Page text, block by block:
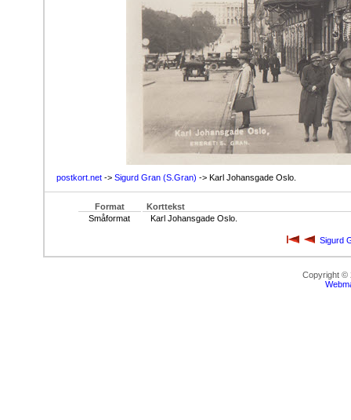
postkort.net -> Sigurd Gran (S.Gran) -> Karl Johansgade Oslo.
Format
Korttekst
Småformat
Karl Johansgade Oslo.
Sigurd
Copyright ©